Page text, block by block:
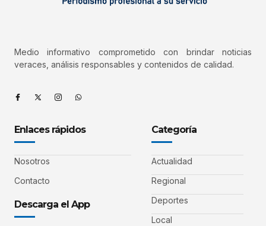
Medio informativo comprometido con brindar noticias
veraces, análisis responsables y contenidos de calidad.
Enlaces rápidos
Nosotros
Contacto
Descarga el App
Categoría
Actualidad
Regional
Deportes
Local